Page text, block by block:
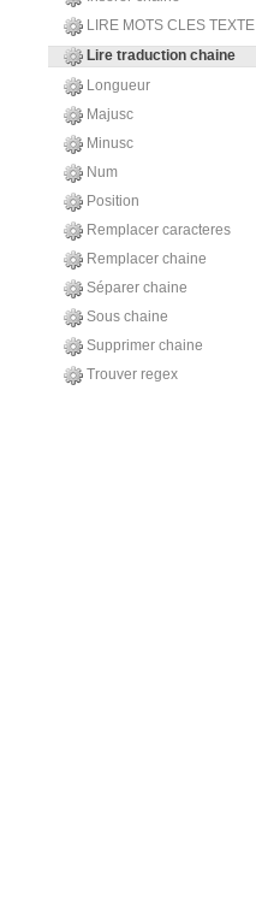
LIRE MOTS CLES TEXTE
Lire traduction chaine
Longueur
Majusc
Minusc
Num
Position
Remplacer caracteres
Remplacer chaine
Séparer chaine
Sous chaine
Supprimer chaine
Trouver regex